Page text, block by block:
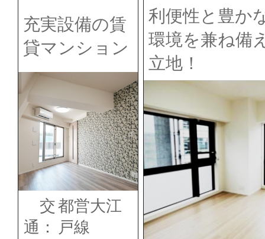
充実設備の賃
貸マンション
交
通：
都営大江
戸線
利便性と豊か
環境を兼ね備
立地！